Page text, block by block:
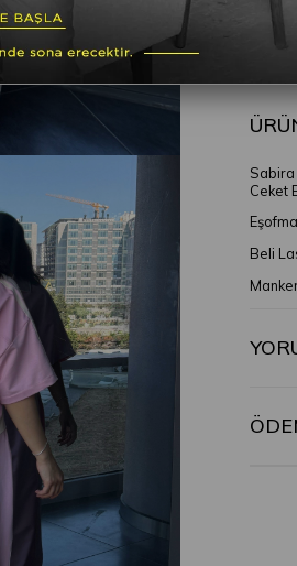
*
Sabira
Ceket
Beli